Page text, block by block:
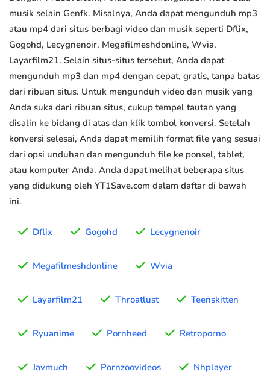
musik selain Genfk. Misalnya, Anda dapat mengunduh mp3
atau mp4 dari situs berbagi video dan musik seperti Dflix,
Gogohd, Lecygnenoir, Megafilmeshdonline, Wvia,
Layarfilm21. Selain situs-situs tersebut, Anda dapat
mengunduh mp3 dan mp4 dengan cepat, gratis, tanpa batas
dari ribuan situs. Untuk mengunduh video dan musik yang
Anda suka dari ribuan situs, cukup tempel tautan yang
disalin ke bidang di atas dan klik tombol konversi. Setelah
konversi selesai, Anda dapat memilih format file yang sesuai
dari opsi unduhan dan mengunduh file ke ponsel, tablet,
atau komputer Anda. Anda dapat melihat beberapa situs
yang didukung oleh YT1Save.com dalam daftar di bawah
ini.
Dflix Gogohd Lecygnenoir
Megafilmeshdonline Wvia
Layarfilm21 Throatlust Teenskitten
Ryuanime Pornheed Retroporno
Javmuch Pornzoovideos Nhplayer